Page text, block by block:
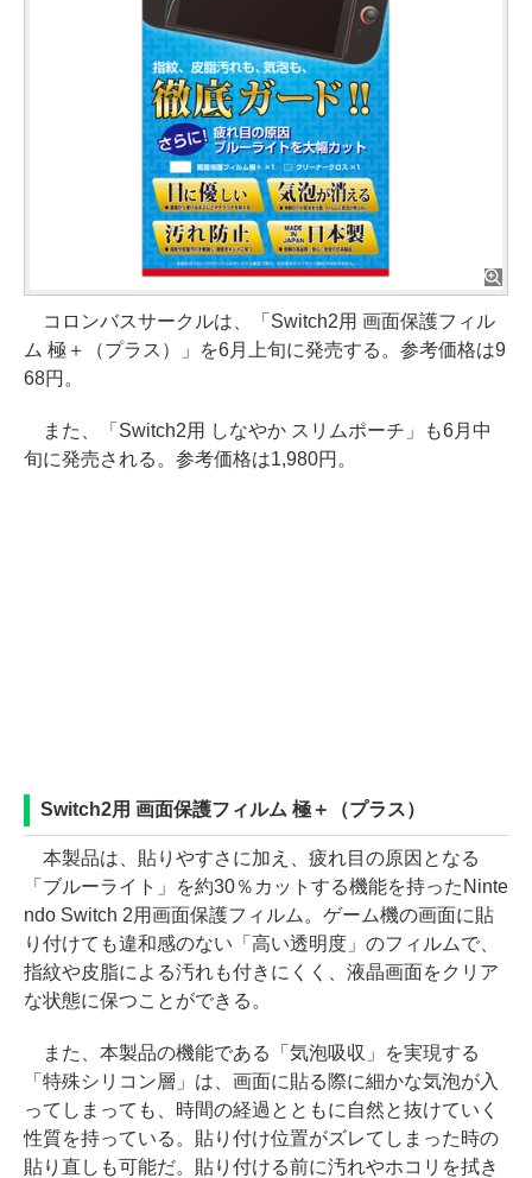
コロンバスサークルは、「Switch2用 画面保護フィル
ム 極＋（プラス）」を6月上旬に発売する。参考価格は9
68円。
また、「Switch2用 しなやか スリムポーチ」も6月中
旬に発売される。参考価格は1,980円。
Switch2用 画面保護フィルム 極＋（プラス）
本製品は、貼りやすさに加え、疲れ目の原因となる
「ブルーライト」を約30％カットする機能を持ったNinte
ndo Switch 2用画面保護フィルム。ゲーム機の画面に貼
り付けても違和感のない「高い透明度」のフィルムで、
指紋や皮脂による汚れも付きにくく、液晶画面をクリア
な状態に保つことができる。
また、本製品の機能である「気泡吸収」を実現する
「特殊シリコン層」は、画面に貼る際に細かな気泡が入
ってしまっても、時間の経過とともに自然と抜けていく
性質を持っている。貼り付け位置がズレてしまった時の
貼り直しも可能だ。貼り付ける前に汚れやホコリを拭き